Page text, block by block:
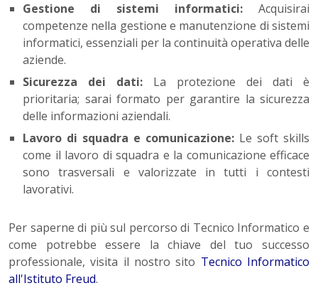
Gestione di sistemi informatici: Acquisirai
competenze nella gestione e manutenzione di sistemi
informatici, essenziali per la continuità operativa delle
aziende.
Sicurezza dei dati: La protezione dei dati è
prioritaria; sarai formato per garantire la sicurezza
delle informazioni aziendali.
Lavoro di squadra e comunicazione: Le soft skills
come il lavoro di squadra e la comunicazione efficace
sono trasversali e valorizzate in tutti i contesti
lavorativi.
Per saperne di più sul percorso di Tecnico Informatico e
come potrebbe essere la chiave del tuo successo
professionale, visita il nostro sito Tecnico Informatico
all'Istituto Freud.